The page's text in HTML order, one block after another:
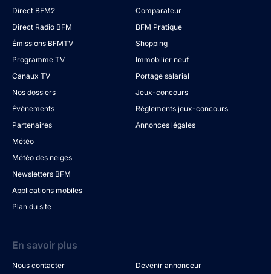
Direct BFM2
Direct Radio BFM
Émissions BFMTV
Programme TV
Canaux TV
Nos dossiers
Évènements
Partenaires
Météo
Météo des neiges
Newsletters BFM
Applications mobiles
Plan du site
Comparateur
BFM Pratique
Shopping
Immobilier neuf
Portage salarial
Jeux-concours
Règlements jeux-concours
Annonces légales
En savoir plus
Nous contacter
Devenir annonceur